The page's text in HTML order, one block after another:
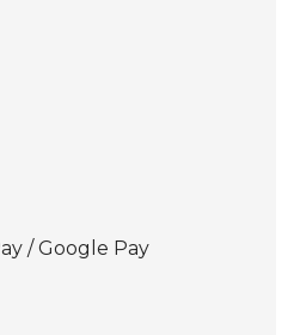
/ Google Pay